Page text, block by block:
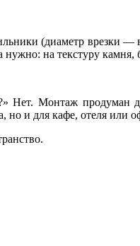
(диаметр врезки —
нужно: на текстуру
Нет. Монтаж продуман
но и для кафе, отеля или